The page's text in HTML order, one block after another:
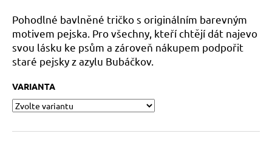
Pohodlné bavlněné tričko s originálním barevným
motivem pejska. Pro všechny, kteří chtějí dát najevo
svou lásku ke psům a zároveň nákupem podpořit
staré pejsky z azylu Bubáčkov.
VARIANTA
a
j
í
t